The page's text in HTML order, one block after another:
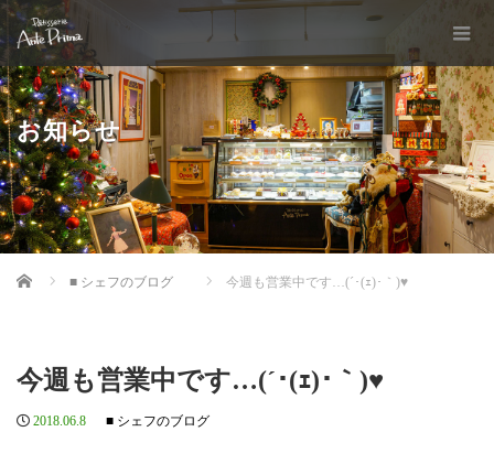
お知らせ
Home ■ シェフのブログ 今週も営業中です…(´･(ｪ)･｀)♥
今週も営業中です…(´･(ｪ)･｀)♥
2018.06.8 ■ シェフのブログ